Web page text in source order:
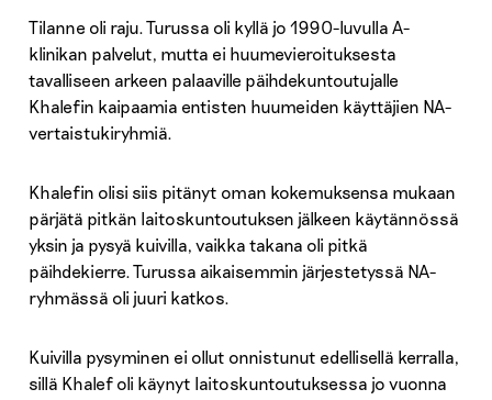
Tilanne oli raju. Turussa oli kyllä jo 1990-luvulla A-
klinikan palvelut, mutta ei huumevieroituksesta
tavalliseen arkeen palaaville päihdekuntoutujalle
Khalefin kaipaamia entisten huumeiden käyttäjien NA-
vertaistukiryhmiä.
Khalefin olisi siis pitänyt oman kokemuksensa mukaan
pärjätä pitkän laitoskuntoutuksen jälkeen käytännössä
yksin ja pysyä kuivilla, vaikka takana oli pitkä
päihdekierre. Turussa aikaisemmin järjestetyssä NA-
ryhmässä oli juuri katkos.
Kuivilla pysyminen ei ollut onnistunut edellisellä kerralla,
sillä Khalef oli käynyt laitoskuntoutuksessa jo vuonna